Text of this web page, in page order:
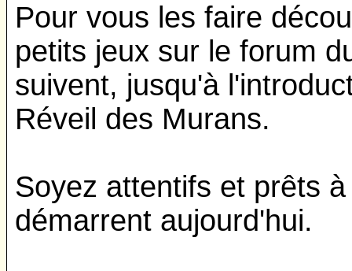
Pour vous les faire
petits jeux sur le forum
suivent, jusqu'à
Réveil des Murans.
Soyez attentifs et prêts
démarrent aujourd'hui.